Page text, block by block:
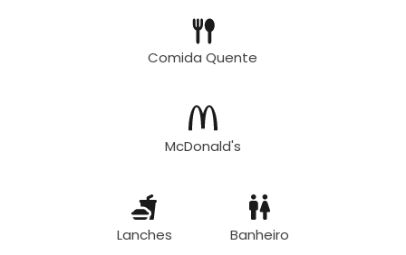
Comida Quente
McDonald's
Lanches Banheiro